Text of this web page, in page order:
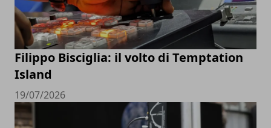
Filippo Bisciglia: il volto di Temptation
Island
19/07/2026